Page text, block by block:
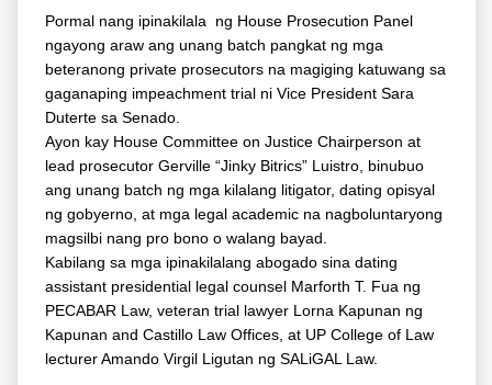
Pormal nang ipinakilala ng House Prosecution Panel
ngayong araw ang unang batch pangkat ng mga
beteranong private prosecutors na magiging katuwang sa
gaganaping impeachment trial ni Vice President Sara
Duterte sa Senado.
Ayon kay House Committee on Justice Chairperson at
lead prosecutor Gerville “Jinky Bitrics” Luistro, binubuo
ang unang batch ng mga kilalang litigator, dating opisyal
ng gobyerno, at mga legal academic na nagboluntaryong
magsilbi nang pro bono o walang bayad.
Kabilang sa mga ipinakilalang abogado sina dating
assistant presidential legal counsel Marforth T. Fua ng
PECABAR Law, veteran trial lawyer Lorna Kapunan ng
Kapunan and Castillo Law Offices, at UP College of Law
lecturer Amando Virgil Ligutan ng SALiGAL Law.